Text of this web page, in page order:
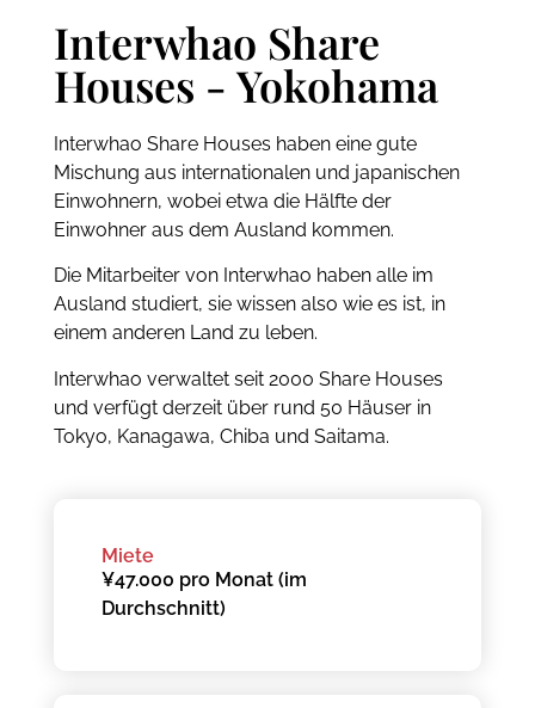
Interwhao Share
Houses - Yokohama
Interwhao Share Houses haben eine gute
Mischung aus internationalen und japanischen
Einwohnern, wobei etwa die Hälfte der
Einwohner aus dem Ausland kommen.
Die Mitarbeiter von Interwhao haben alle im
Ausland studiert, sie wissen also wie es ist, in
einem anderen Land zu leben.
Interwhao verwaltet seit 2000 Share Houses
und verfügt derzeit über rund 50 Häuser in
Tokyo, Kanagawa, Chiba und Saitama.
Miete
¥47.000 pro Monat (im
Durchschnitt)